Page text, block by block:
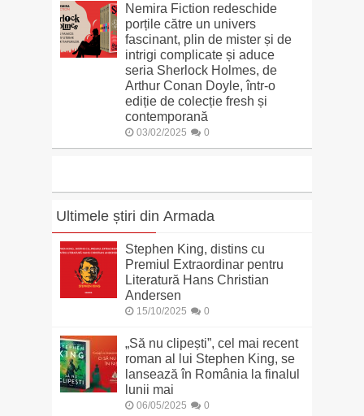
Nemira Fiction redeschide
porțile către un univers
fascinant, plin de mister și de
intrigi complicate și aduce
seria Sherlock Holmes, de
Arthur Conan Doyle, într-o
ediție de colecție fresh și
contemporană
03/02/2025 0
Ultimele știri din Armada
Stephen King, distins cu
Premiul Extraordinar pentru
Literatură Hans Christian
Andersen
15/10/2025 0
„Să nu clipești”, cel mai recent
roman al lui Stephen King, se
lansează în România la finalul
lunii mai
06/05/2025 0